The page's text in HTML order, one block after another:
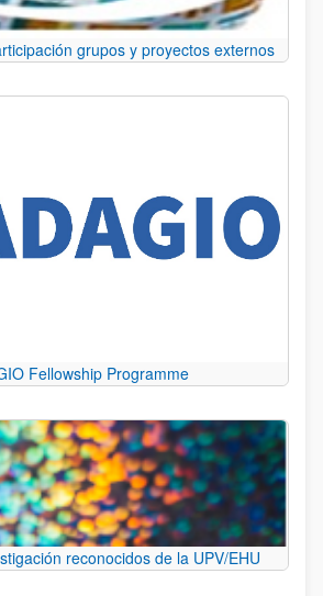
grupos y proyectos externos
Fellowship Programme
reconocidos de la UPV/EHU